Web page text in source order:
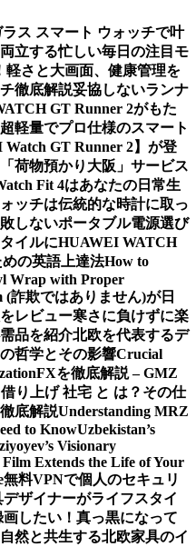
ス スマート ウォッチで叶
立する忙しい毎日の注目モ
軽さと大画面、健康管理を
徹底解説妥協しないランナ
GT Runner 2がもた
軽量でプロ仕様のスマート
GT Runner 2】が登
荷物預かり大阪」サービス
Fit 4はあなたの日常生
ッチは伝統的な時計に取っ
しないポータブル電源選び
イルにHUAWEI WATCH
の英語上達法How to
Wrap with Proper
(詐欺ではありません)が日
レビュー寒さに負けずに楽
品を紹介北欧を代表するデ
哲学とその影響Crucial
FXを徹底解説 – GMZ
借り上げ 社宅 と は？その仕
底解説Understanding MRZ
to KnowUzbekistan’s
Visionary
Extends the Life of Your
無料VPNで個人のセキュリ
ザイナーがライフスタイ
したい！真っ黒になって
自然と共生する北欧家具のイ